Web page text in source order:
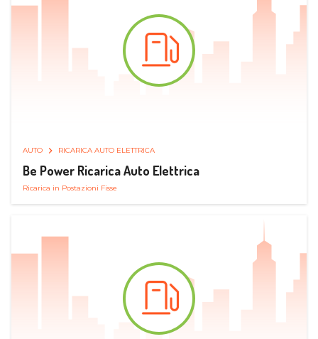
AUTO RICARICA AUTO ELETTRICA
Be Power Ricarica Auto Elettrica
Ricarica in Postazioni Fisse